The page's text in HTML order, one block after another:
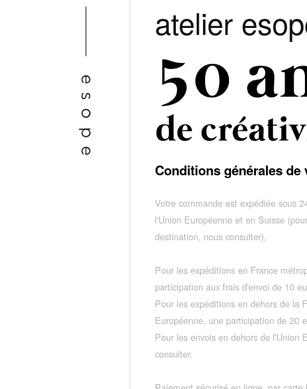
atelier
Conditions générales de
Votre commande est expédiée sous
l'Union Européenne et en Suisse
destination, nous consulter),
Pour les expéditions en France
participation aux frais d'envoi de 10
Pour les expéditions en dehors de la
Européenne, une participation de 20
Pour les envois en dehors de l'Union
consulter.